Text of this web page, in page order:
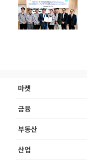
마켓
금융
부동산
산업